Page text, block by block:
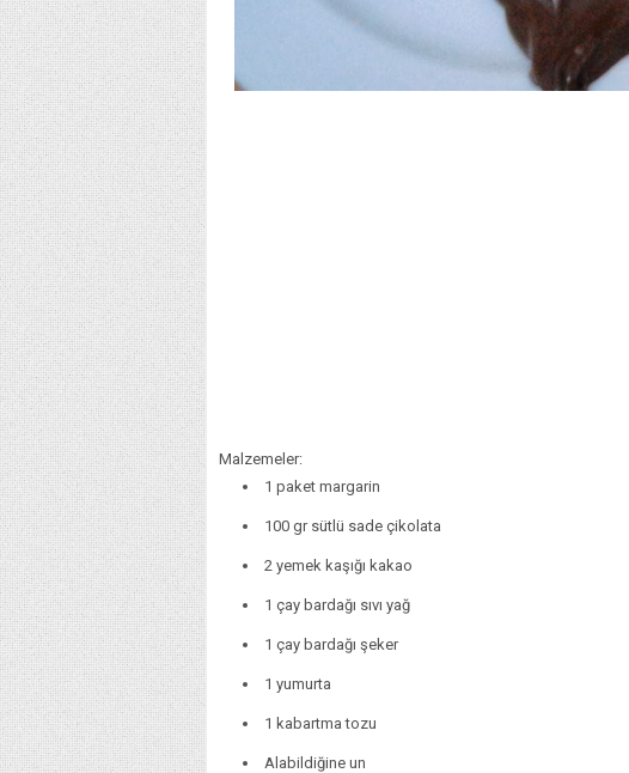
Malzemeler:
1 paket margarin
100 gr sütlü sade çikolata
2 yemek kaşığı kakao
1 çay bardağı sıvı yağ
1 çay bardağı şeker
1 yumurta
1 kabartma tozu
Alabildiğine un